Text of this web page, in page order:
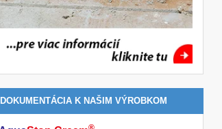
DOKUMENTÁCIA K NAŠIM VÝROBKOM